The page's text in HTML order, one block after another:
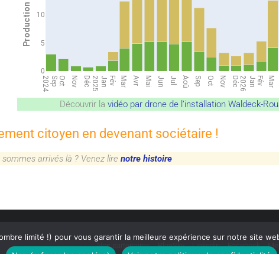
Découvrir lavidéo par drone de l’installation Waldeck-
citoyen en devenant sociétaire !
arrivés là ? Venez lire notre histoire
Nos partenaires BlueSky Linkedin Facebook
limité !) pour vous garantir la meilleure expérience sur notre site